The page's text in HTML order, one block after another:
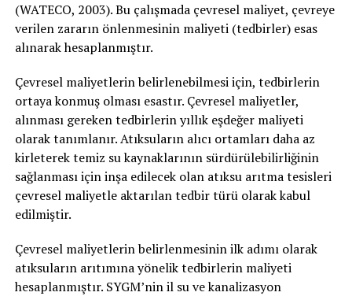
(WATECO, 2003). Bu çalışmada çevresel maliyet, çevreye
verilen zararın önlenmesinin maliyeti (tedbirler) esas
alınarak hesaplanmıştır.
Çevresel maliyetlerin belirlenebilmesi için, tedbirlerin
ortaya konmuş olması esastır. Çevresel maliyetler,
alınması gereken tedbirlerin yıllık eşdeğer maliyeti
olarak tanımlanır. Atıksuların alıcı ortamları daha az
kirleterek temiz su kaynaklarının sürdürülebilirliğinin
sağlanması için inşa edilecek olan atıksu arıtma tesisleri
çevresel maliyetle aktarılan tedbir türü olarak kabul
edilmiştir.
Çevresel maliyetlerin belirlenmesinin ilk adımı olarak
atıksuların arıtımına yönelik tedbirlerin maliyeti
hesaplanmıştır. SYGM’nin il su ve kanalizasyon